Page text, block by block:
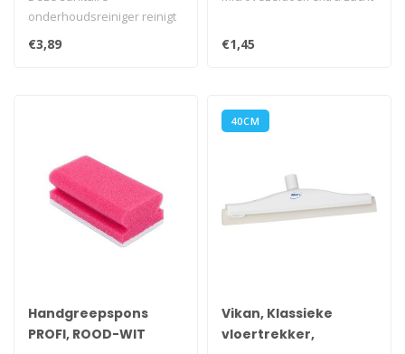
onderhoudsreiniger reinigt
grondig en snel. Verwijdert
€3,89 €1,45
Handgreepspons
PROFI, ROOD-WIT
40CM
Vikan, Klassieke
vloertrekker,